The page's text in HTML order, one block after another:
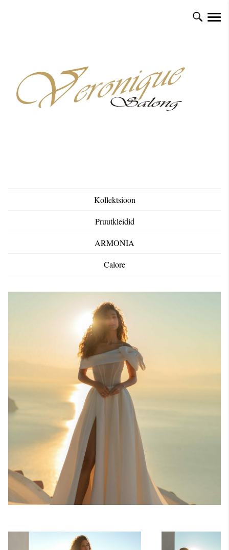
Kollektsioon
Pruutkleidid
ARMONIA
Calore